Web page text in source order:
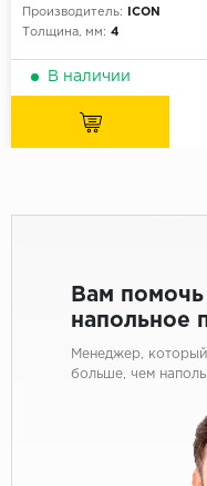
Производитель:
ICON
Толщина, мм: 4
В наличии
Вам
напольное
Менеджер,
больше, чем